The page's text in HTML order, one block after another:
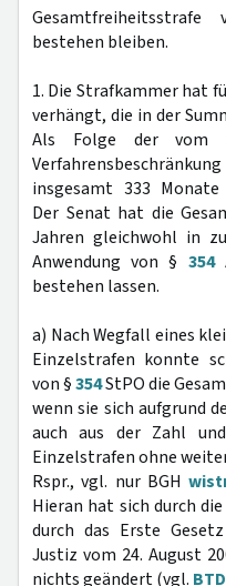
bestehen bleiben.
1. Die Strafkammer hat
verhängt, die in der
Als Folge der vom
insgesamt 333
Der Senat hat die
Jahren gleichwohl in
Anwendung von § 354
bestehen lassen.
a) Nach Wegfall eines
Einzelstrafen konnte
von §354StPO die
wenn sie sich aufgrund
auch aus der Zahl
Einzelstrafen ohne
Rspr., vgl. nur BGH
Hieran hat sich durch die
durch das Erste
Justiz vom 24. August
nichts geändert (vgl.